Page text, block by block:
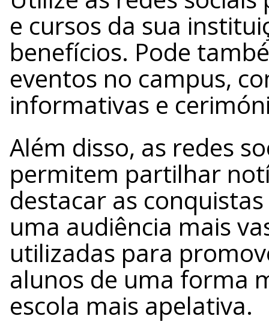
e cursos da sua
benefícios. Pode
eventos no campus,
informativas e
Além disso, as redes
permitem partilhar
destacar as
uma audiência mais
utilizadas para
alunos de uma forma
escola mais apelativa.